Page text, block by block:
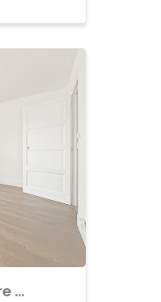
Achat Appartement centre ville